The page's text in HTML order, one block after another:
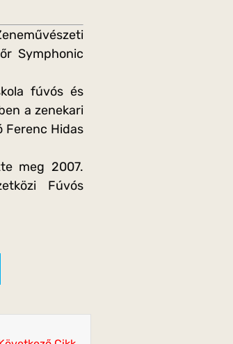
Symphonic
fúvós és
a zenekari
Ferenc Hidas
meg 2007.
Fúvós